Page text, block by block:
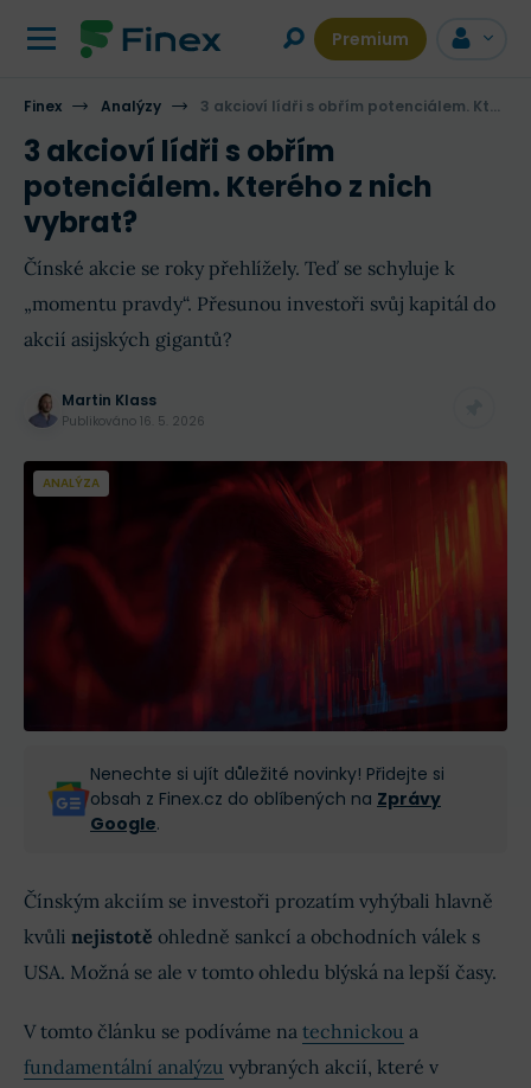
Premium
Finex Analýzy 3 akcioví lídři s obřím potenciálem. Kterého z nich vybrat?
3 akcioví lídři s obřím
potenciálem. Kterého z nich
vybrat?
Čínské akcie se roky přehlížely. Teď se schyluje k
„momentu pravdy“. Přesunou investoři svůj kapitál do
akcií asijských gigantů?
Martin Klass
Publikováno 16. 5. 2026
ANALÝZA
Nenechte si ujít důležité novinky! Přidejte si
obsah z Finex.cz do oblíbených na Zprávy
Google.
Čínským akciím se investoři prozatím vyhýbali hlavně
kvůli nejistotě ohledně sankcí a obchodních válek s
USA. Možná se ale v tomto ohledu blýská na lepší časy.
V tomto článku se podíváme na technickou a
fundamentální analýzu vybraných akcií, které v